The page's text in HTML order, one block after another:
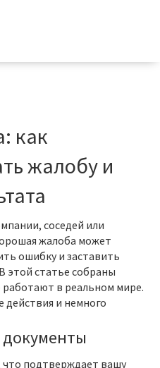
как
жалобу и
соседей или
жалоба может
ошибку и заставить
этой статье собраны
в реальном мире.
действия и немного
документы
что подтверждает вашу